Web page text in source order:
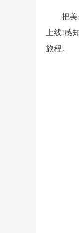
把
上线!感
旅程。